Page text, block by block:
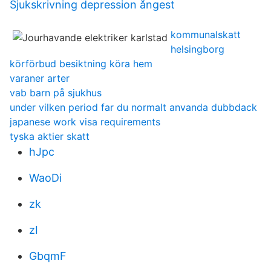
Sjukskrivning depression ångest
kommunalskatt
helsingborg
körförbud besiktning köra hem
varaner arter
vab barn på sjukhus
under vilken period far du normalt anvanda dubbdack
japanese work visa requirements
tyska aktier skatt
hJpc
WaoDi
zk
zI
GbqmF